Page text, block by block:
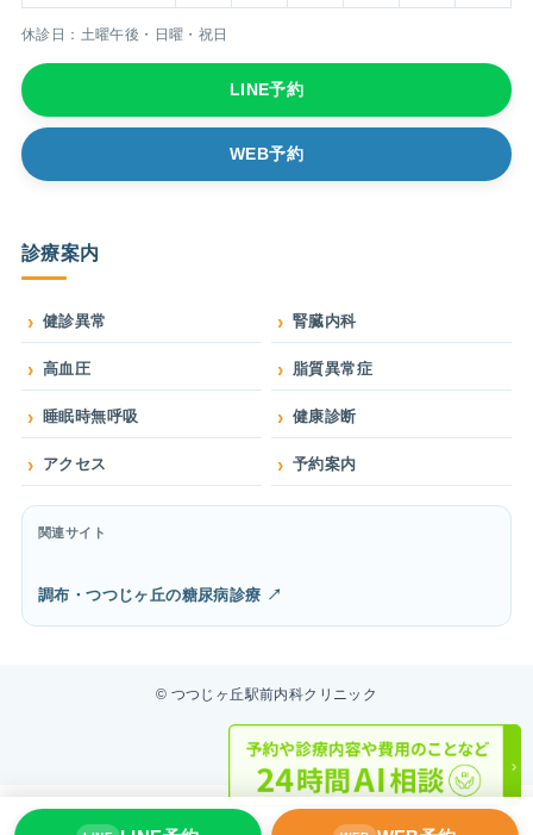
休診日：土曜午後・日曜・祝日
LINE予約
WEB予約
診療案内
健診異常 腎臓内科
高血圧 脂質異常症
睡眠時無呼吸 健康診断
アクセス 予約案内
関連サイト
調布・つつじヶ丘の糖尿病診療 ↗
© つつじヶ丘駅前内科クリニック